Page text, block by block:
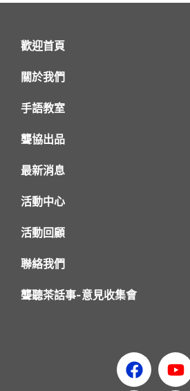
歡迎首頁
關於我們
手語教室
聾協出品
最新消息
活動中心
活動回顧
聯絡我們
聾聽茶話事-意見收集會